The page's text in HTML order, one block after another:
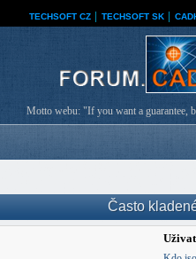
TECHSOFT CZ TECHSOFT SK
Motto webu: "If you want a guarantee,
Často